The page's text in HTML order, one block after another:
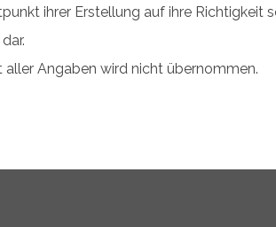
ihrer Erstellung auf ihre Richtigkeit
Angaben wird nicht übernommen.